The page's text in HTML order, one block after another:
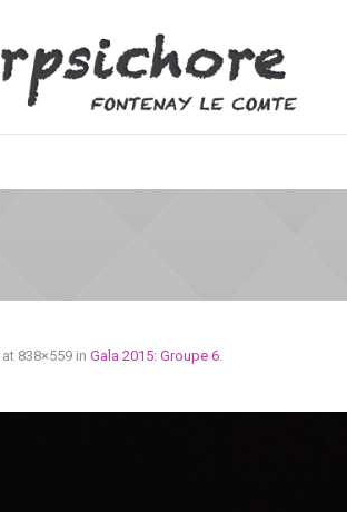
at 838×559 in Gala 2015: Groupe 6.